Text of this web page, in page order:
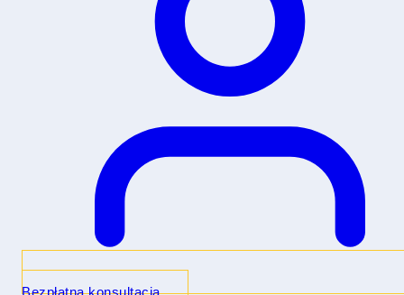
Bezpłatna konsultacja